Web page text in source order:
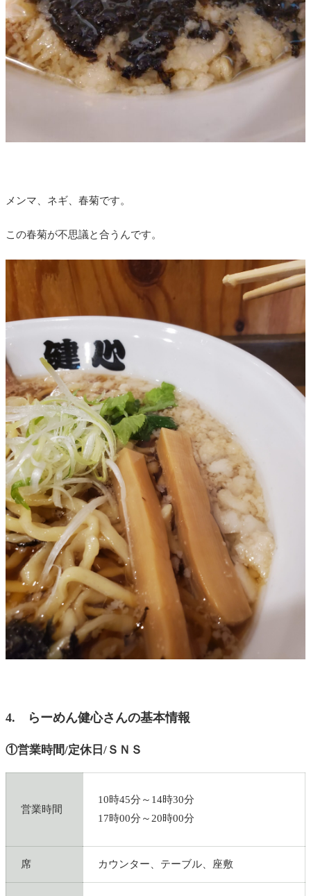
メンマ、ネギ、春菊です。
この春菊が不思議と合うんです。
4. らーめん健心さんの基本情報
①営業時間/定休日/ＳＮＳ
営業時間
10時45分～14時30分
17時00分～20時00分
席 カウンター、テーブル、座敷